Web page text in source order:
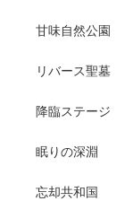
甘味自然公園
リバース聖墓
降臨ステージ
眠りの深淵
忘却共和国